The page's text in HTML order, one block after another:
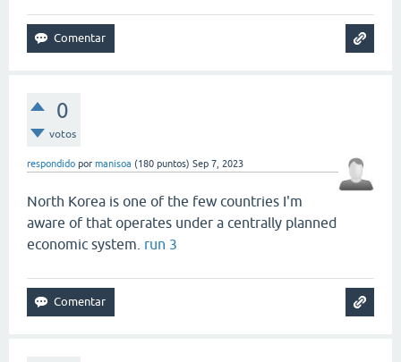
0
votos
respondido por manisoa (180 puntos) Sep 7, 2023
North Korea is one of the few countries I'm
aware of that operates under a centrally planned
economic system. run 3